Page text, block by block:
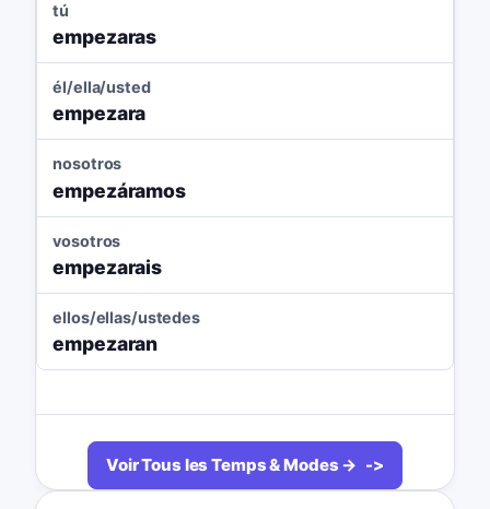
tú
empezaras
él/ella/usted
empezara
nosotros
empezáramos
vosotros
empezarais
ellos/ellas/ustedes
empezaran
Voir Tous les Temps & Modes →